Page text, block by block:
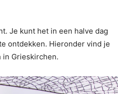
Je kunt het in een halve dag
ontdekken. Hieronder vind je
in Grieskirchen.